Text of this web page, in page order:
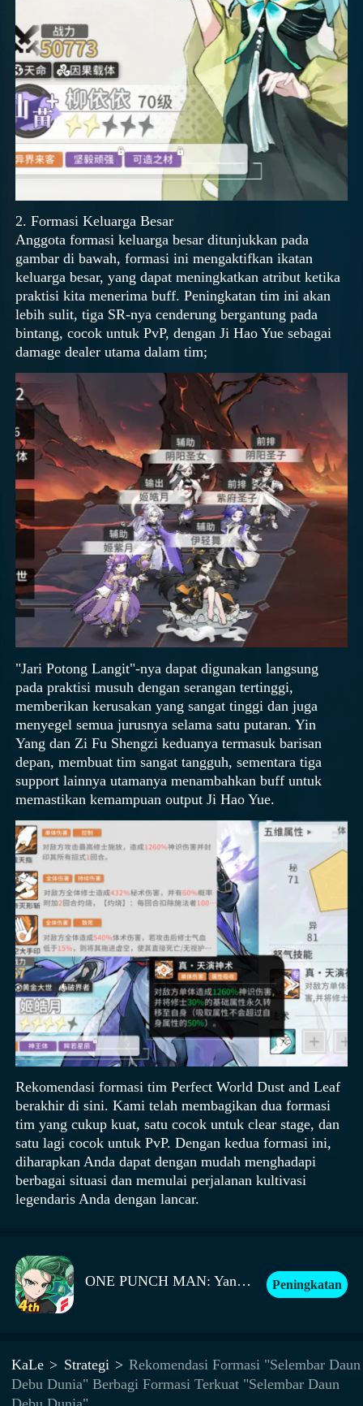
2. Formasi Keluarga Besar
Anggota formasi keluarga besar ditunjukkan pada
gambar di bawah, formasi ini mengaktifkan ikatan
keluarga besar, yang dapat meningkatkan atribut ketika
praktisi kita menerima buff. Peningkatan tim ini akan
lebih sulit, tiga SR-nya cenderung bergantung pada
bintang, cocok untuk PvP, dengan Ji Hao Yue sebagai
damage dealer utama dalam tim;
"Jari Potong Langit"-nya dapat digunakan langsung
pada praktisi musuh dengan serangan tertinggi,
memberikan kerusakan yang sangat tinggi dan juga
menyegel semua jurusnya selama satu putaran. Yin
Yang dan Zi Fu Shengzi keduanya termasuk barisan
depan, membuat tim sangat tangguh, sementara tiga
support lainnya utamanya menambahkan buff untuk
memastikan kemampuan output Ji Hao Yue.
Rekomendasi formasi tim Perfect World Dust and Leaf
berakhir di sini. Kami telah membagikan dua formasi
tim yang cukup kuat, satu cocok untuk clear stage, dan
satu lagi cocok untuk PvP. Dengan kedua formasi ini,
diharapkan Anda dapat dengan mudah menghadapi
berbagai situasi dan memulai perjalanan kultivasi
legendaris Anda dengan lancar.
ONE PUNCH MAN: Yang Terkuat Peningkatan
KaLe Strategi
Rekomendasi Formasi "Selembar Daun
Debu Dunia" Berbagi Formasi Terkuat "Selembar Daun